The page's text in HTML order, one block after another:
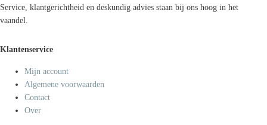
Service, klantgerichtheid en deskundig advies staan bij ons hoog in het
vaandel.
Klantenservice
Mijn account
Algemene voorwaarden
Contact
Over